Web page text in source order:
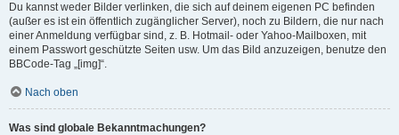
Du kannst weder Bilder verlinken, die sich auf deinem eigenen PC befinden
(außer es ist ein öffentlich zugänglicher Server), noch zu Bildern, die nur nach
einer Anmeldung verfügbar sind, z. B. Hotmail- oder Yahoo-Mailboxen, mit
einem Passwort geschützte Seiten usw. Um das Bild anzuzeigen, benutze den
BBCode-Tag „[img]“.
Nach oben
Was sind globale Bekanntmachungen?